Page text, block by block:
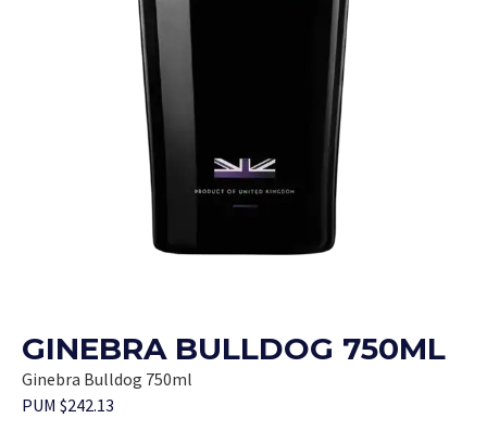
GINEBRA BULLDOG 750ML
Ginebra Bulldog 750ml
PUM $242.13